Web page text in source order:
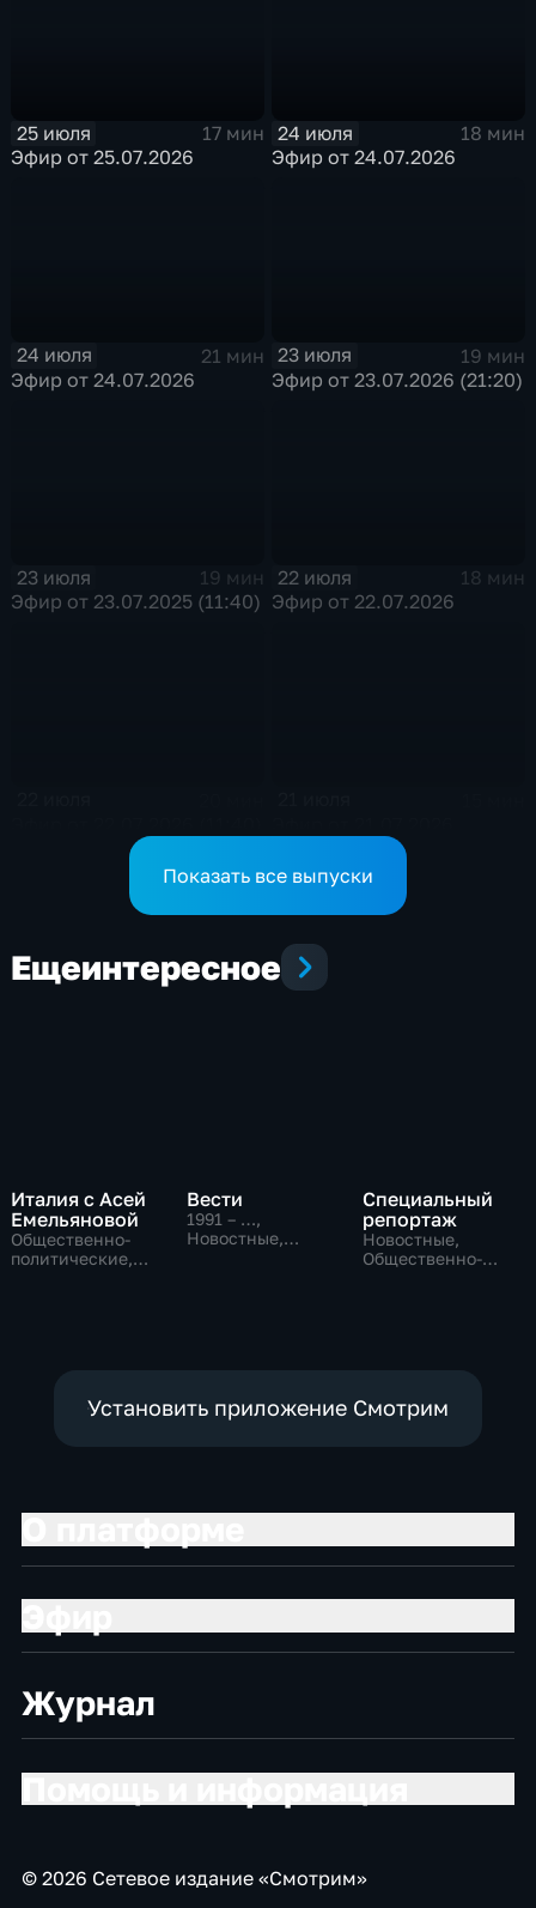
25 июля
17 мин
Эфир от 25.07.2026
24 июля
18 мин
Эфир от 24.07.2026
24 июля
21 мин
Эфир от 24.07.2026
23 июля
19 мин
Эфир от 23.07.2026 (21:20)
23 июля
19 мин
Эфир от 23.07.2025 (11:40)
22 июля
18 мин
Эфир от 22.07.2026
Показать все выпуски
Ещеинтересное
Италия с Асей
Емельяновой
Общественно-
политические,
Вести
1991 – …,
Новостные,
Специальный
репортаж
Новостные,
Общественно-
Установить приложение Смотрим
Журнал
© 2026 Сетевое издание «Смотрим»